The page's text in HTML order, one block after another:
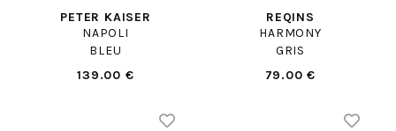
PETER KAISER
NAPOLI
BLEU
139.00 €
REQINS
HARMONY
GRIS
79.00 €